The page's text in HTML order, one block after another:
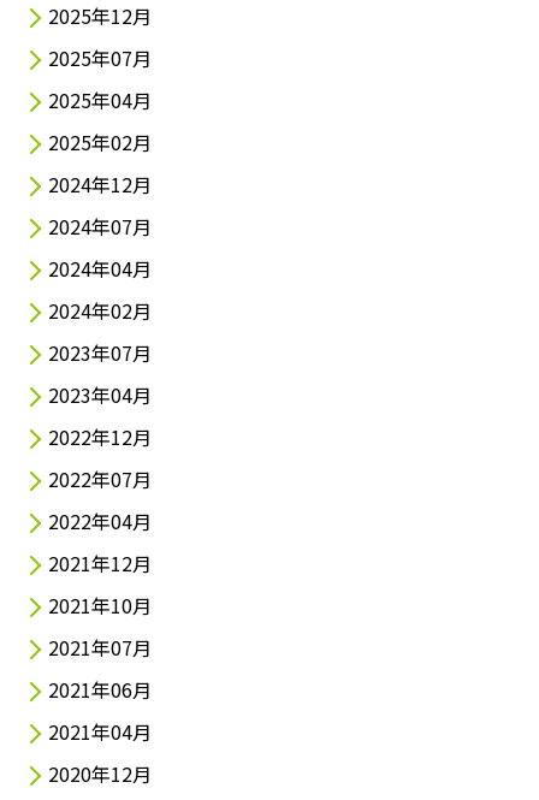
2025年12月
2025年07月
2025年04月
2025年02月
2024年12月
2024年07月
2024年04月
2024年02月
2023年07月
2023年04月
2022年12月
2022年07月
2022年04月
2021年12月
2021年10月
2021年07月
2021年06月
2021年04月
2020年12月